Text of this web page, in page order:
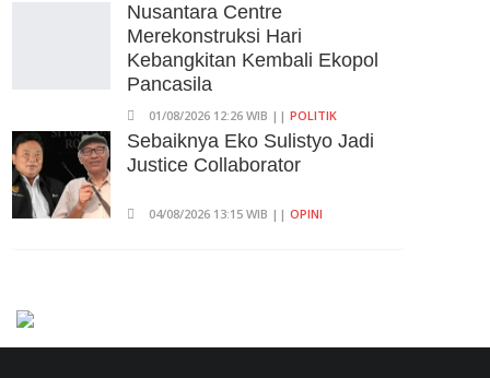
Nusantara Centre
Merekonstruksi Hari
Kebangkitan Kembali Ekopol
Pancasila
01/08/2026 12:26 WIB || POLITIK
Sebaiknya Eko Sulistyo Jadi
Justice Collaborator
04/08/2026 13:15 WIB || OPINI